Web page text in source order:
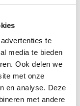
te
media te bieden
Ook delen we
met onze
en analyse. Deze
met andere